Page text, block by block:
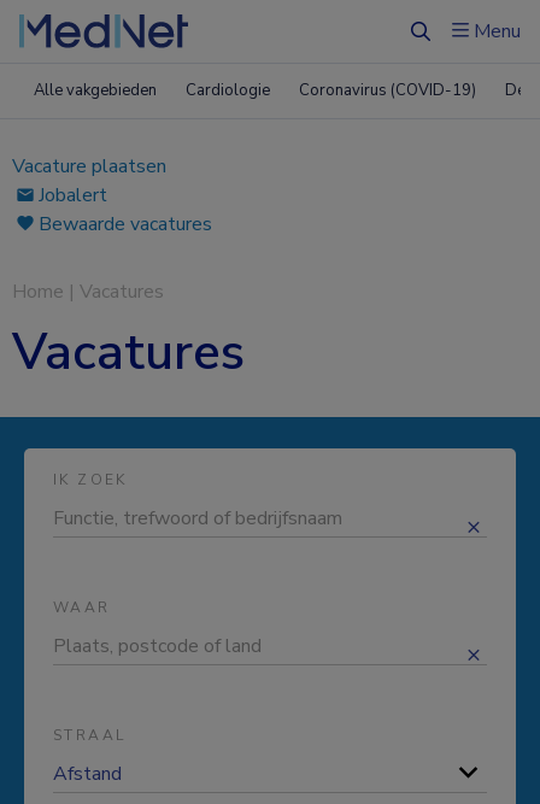
ZoekenMenu
Alle vakgebieden Cardiologie Coronavirus (COVID-19)
Vacature plaatsen
Jobalert
Bewaarde vacatures
Home | Vacatures
Vacatures
IK ZOEK
WAAR
STRAAL